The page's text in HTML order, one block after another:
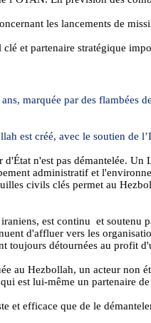
les lancements de
et partenaire stratégique
marquée par des flambées
est créé, avec le soutien de
n'est pas démantelée. Un
administratif et
civils clés permet au
est continu et soutenu
d'affluer vers les
détournées au profit
au Hezbollah, un acteur non
est lui-même un partenaire
et efficace que de le